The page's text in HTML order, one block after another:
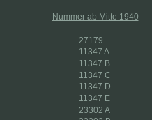
Nummer ab Mitte 1940
27179
11347 A
11347 B
11347 C
11347 D
11347 E
23302 A